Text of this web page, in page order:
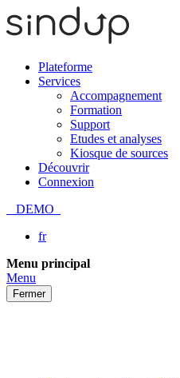
Plateforme
Services
Accompagnement
Formation
Support
Etudes et analyses
Kiosque de sources
Découvrir
Connexion
DEMO
fr
Passer
au
contenu
Menu principal
Menu
Fermer